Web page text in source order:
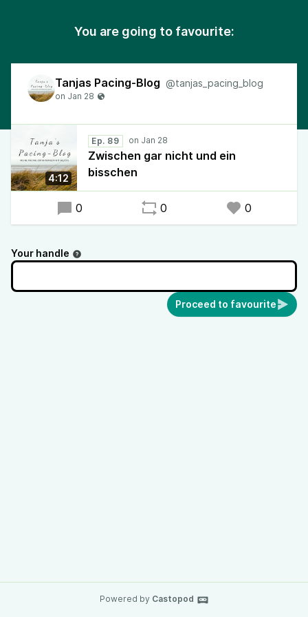
You are going to favourite:
Tanjas Pacing-Blog @tanjas_pacing_blog
4:12
Ep. 89
Zwischen gar nicht und ein
bisschen
0 0 0
Your handle
Proceed to favourite
Powered by Castopod